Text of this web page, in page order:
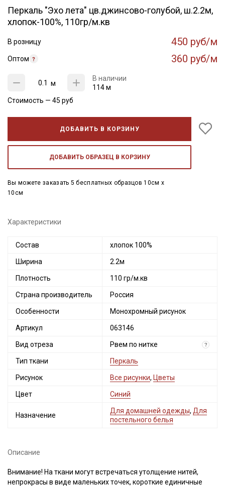
Перкаль "Эхо лета" цв.джинсово-голубой, ш.2.2м,
хлопок-100%, 110гр/м.кв
В розницу 450 руб/м
Оптом 360 руб/м
м
В наличии
114 м
Стоимость — 45 руб
ДОБАВИТЬ В КОРЗИНУ
ДОБАВИТЬ ОБРАЗЕЦ В КОРЗИНУ
Вы можете заказать 5 бесплатных образцов 10см x
10см
Характеристики
Состав хлопок 100%
Ширина 2.2м
Плотность 110 гр/м.кв
Страна производитель Россия
Особенности Монохромный рисунок
Артикул 063146
Вид отреза Рвем по нитке ?
Тип ткани Перкаль
Рисунок Все рисунки, Цветы
Цвет Синий
Назначение
Для домашней одежды, Для
постельного белья
Описание
Внимание! На ткани могут встречаться утолщение нитей,
непрокрасы в виде маленьких точек, короткие единичные